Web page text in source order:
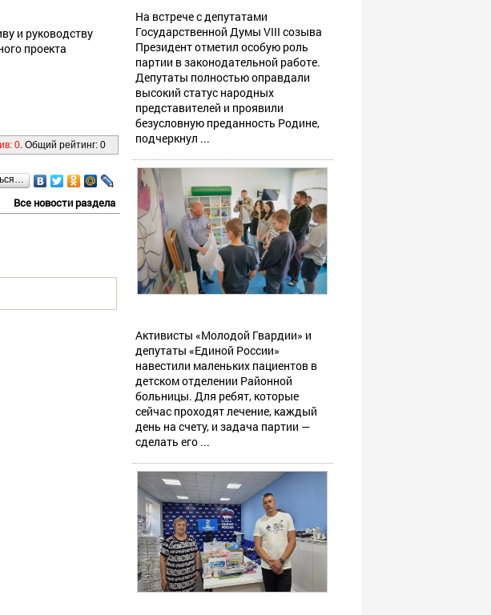
и руководству
проекта
0. Общий рейтинг: 0
Все новости раздела
На встрече с депутатами
Государственной Думы VIII созыва
Президент отметил особую роль
партии в законодательной работе.
Депутаты полностью оправдали
высокий статус народных
представителей и проявили
безусловную преданность Родине,
подчеркнул ...
Активисты «Молодой Гвардии» и
депутаты «Единой России»
навестили маленьких пациентов в
детском отделении Районной
больницы. Для ребят, которые
сейчас проходят лечение, каждый
день на счету, и задача партии —
сделать его ...